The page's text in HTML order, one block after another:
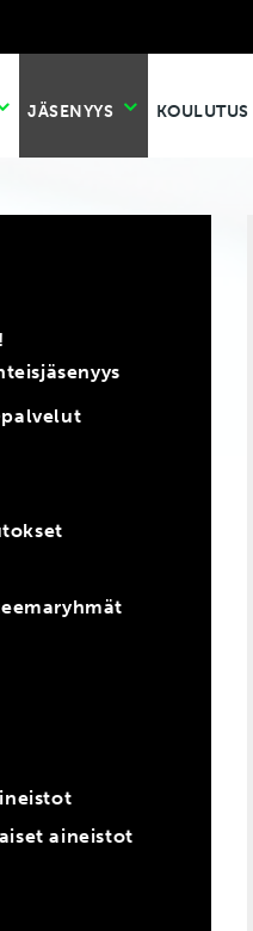
JÄSENYYS KOULUTUS
aineistot